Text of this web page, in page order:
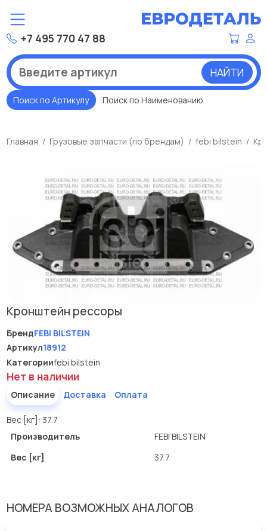
+7 495 770 47 88
НАЙТИ
Поиск по Артикулу Поиск по Наименованию
Главная Грузовые запчасти (по брендам) febi bilstein
Кронштейн рессоры
БрендFEBI BILSTEIN
Артикул18912
Категорииfebi bilstein
Нет в наличии
Описание Доставка Оплата
Вес [кг]: 37.7
Производитель
FEBI BILSTEIN
Вес [кг]
37.7
НОМЕРА ВОЗМОЖНЫХ АНАЛОГОВ